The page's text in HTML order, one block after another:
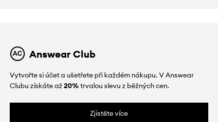
Answear Club
Vytvořte si účet a ušetřete při každém nákupu. V Answear
Clubu získáte až20%trvalou slevu z běžných cen.
Zjistěte více